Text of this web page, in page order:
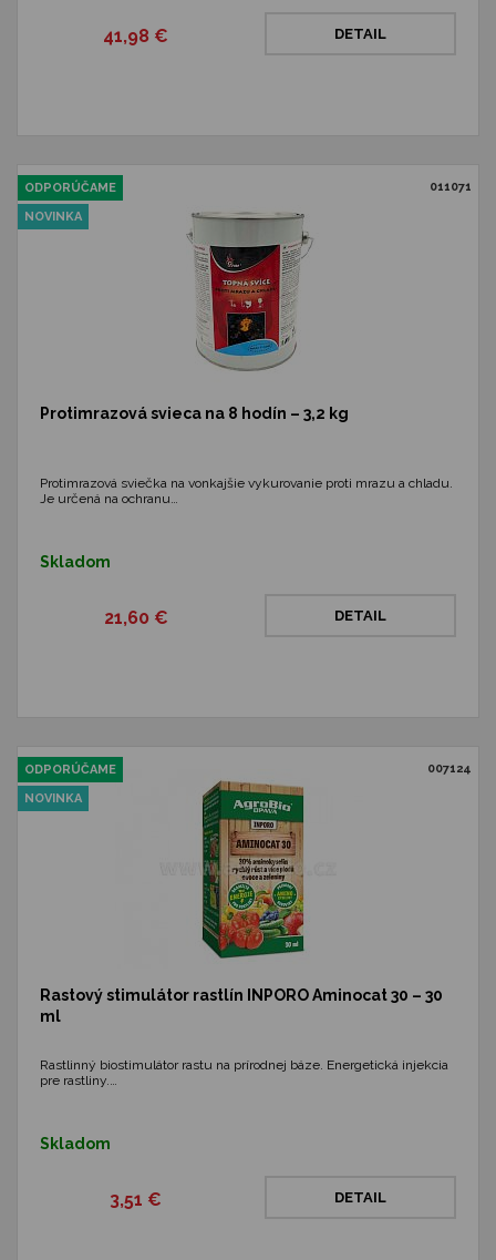
41,98 € DETAIL
011071
ODPORÚČAME
NOVINKA
Protimrazová svieca na 8 hodín – 3,2 kg
Protimrazová sviečka na vonkajšie vykurovanie proti mrazu a chladu.
Je určená na ochranu…
Skladom
21,60 € DETAIL
007124
ODPORÚČAME
NOVINKA
Rastový stimulátor rastlín INPORO Aminocat 30 – 30
ml
Rastlinný biostimulátor rastu na prírodnej báze. Energetická injekcia
pre rastliny.…
Skladom
3,51 € DETAIL